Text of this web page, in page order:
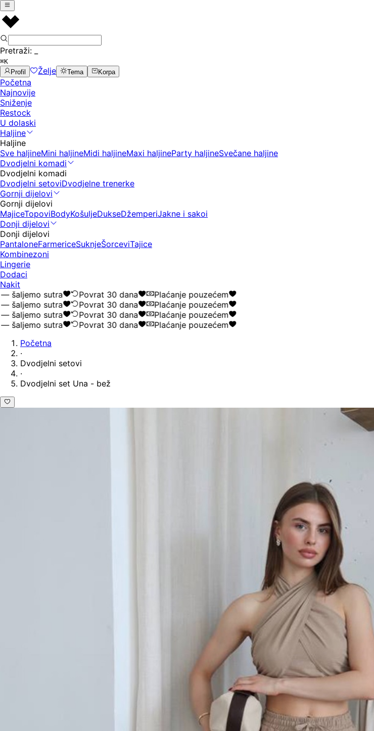
Pretraži:
⌘K
Profil
Želje Tema Korpa
Početna
Najnovije
Sniženje
Restock
U dolaski
Haljine
Haljine
Sve haljineMini haljineMidi haljineMaxi haljineParty haljineSvečane haljine
Dvodjelni komadi
Dvodjelni komadi
Dvodjelni setoviDvodjelne trenerke
Gornji dijelovi
Gornji dijelovi
MajiceTopoviBodyKošuljeDukseDžemperiJakne i sakoi
Donji dijelovi
Donji dijelovi
PantaloneFarmericeSuknjeŠorceviTajice
Kombinezoni
Lingerie
Dodaci
Nakit
sutra
Povrat 30 dana
Plaćanje pouzećem
sutra
Povrat 30 dana
Plaćanje pouzećem
sutra
Povrat 30 dana
Plaćanje pouzećem
sutra
Povrat 30 dana
Plaćanje pouzećem
Početna
·
Dvodjelni setovi
·
Dvodjelni set Una - bež